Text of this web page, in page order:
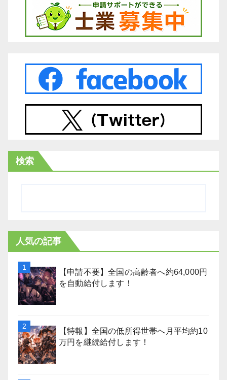
検索
人気の記事
【申請不要】全国の高齢者へ約64,000円
を自動給付します！
【特報】全国の低所得世帯へ月平均約10
万円を継続給付します！